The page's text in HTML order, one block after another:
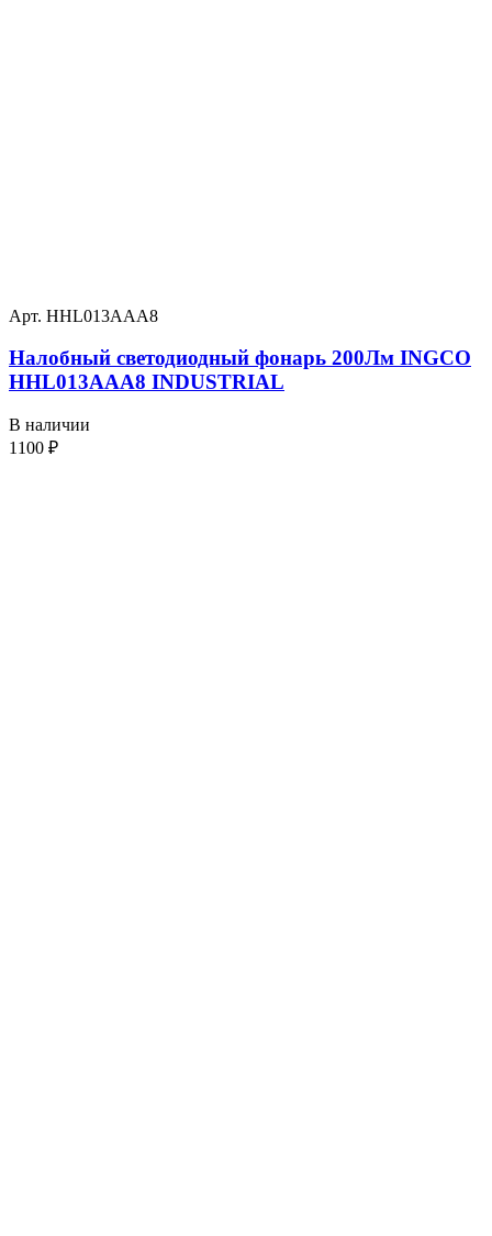
Арт. HHL013AAA8
Налобный светодиодный фонарь 200Лм INGCO
HHL013AAA8 INDUSTRIAL
В наличии
1100 ₽